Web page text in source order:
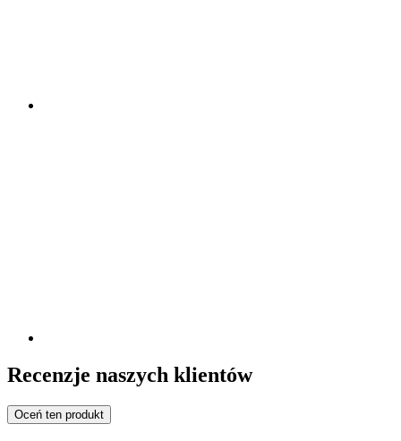
Recenzje naszych klientów
Oceń ten produkt